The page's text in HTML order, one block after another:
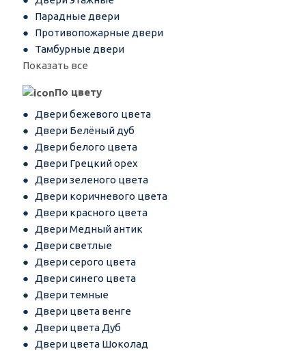
Парадные двери
Противопожарные двери
Тамбурные двери
Показать все
По цвету
Двери бежевого цвета
Двери Белёный дуб
Двери белого цвета
Двери Грецкий орех
Двери зеленого цвета
Двери коричневого цвета
Двери красного цвета
Двери Медный антик
Двери светлые
Двери серого цвета
Двери синего цвета
Двери темные
Двери цвета венге
Двери цвета Дуб
Двери цвета Шоколад